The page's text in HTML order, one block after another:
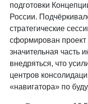
подготовки
России.
стратегические
сформирован
значительная часть
внедряться, что
центров
«навигатора» по